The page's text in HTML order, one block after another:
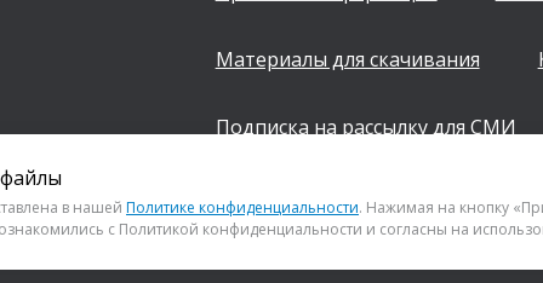
Материалы для скачивания
Подписка на рассылку для СМИ
+7 (843) 222 0700
в нашей Политике конфиденциальности. Нажимая на кнопку
с Политикой конфиденциальности и согласны на